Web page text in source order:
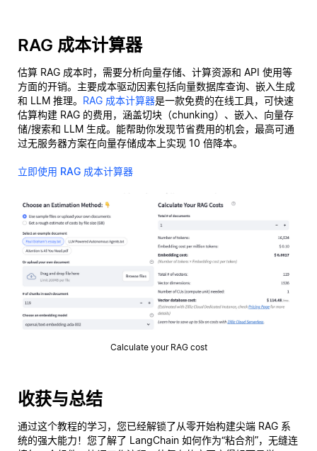
RAG 成本计算器
估算 RAG 成本时，需要分析向量存储、计算资源和 API 使用等
方面的开销。主要成本驱动因素包括向量数据库查询、嵌入生成
和 LLM 推理。 RAG 成本计算器是一款免费的在线工具，可快速
估算构建 RAG 的费用，涵盖切块（chunking）、嵌入、向量存
储/搜索和 LLM 生成。能帮助你发现节省费用的机会，最高可通
过无服务器方案在向量存储成本上实现 10 倍降本。
立即使用 RAG 成本计算器
Calculate your RAG cost
收获与总结
通过这个教程的学习，您已经解锁了从零开始构建尖端 RAG 系
统的强大能力！您了解了 LangChain 如何作为“粘合剂”，无缝连